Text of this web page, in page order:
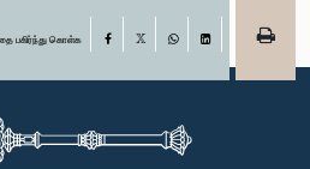
பகிர்ந்து கொள்க Facebook